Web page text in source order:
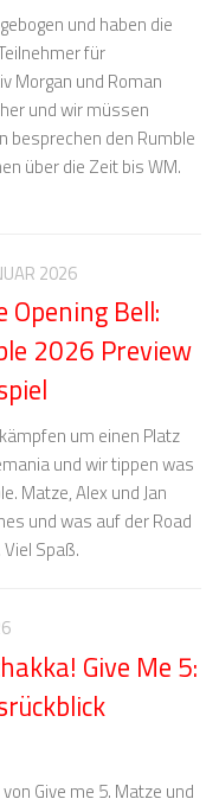
und haben die
für
Morgan und Roman
und wir müssen
besprechen den Rumble
über die Zeit bis WM.
2026
Bell:
2026 Preview
um einen Platz
und wir tippen was
Matze, Alex und Jan
und was auf der Road
Spaß.
Give Me 5:
Give me 5. Matze und